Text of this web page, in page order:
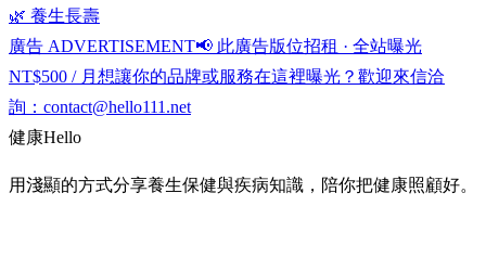
🌿 養生長壽
廣告 ADVERTISEMENT📢 此廣告版位招租 · 全站曝光
NT$500 / 月 想讓你的品牌或服務在這裡曝光？歡迎來信洽
詢： contact@hello111.net
健康Hello
用淺顯的方式分享養生保健與疾病知識，陪你把健康照顧好。